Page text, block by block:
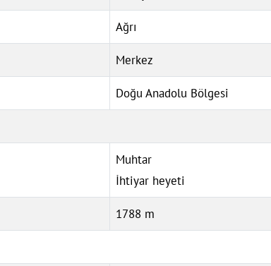
Ağrı
Merkez
Doğu Anadolu Bölgesi
Muhtar
İhtiyar heyeti
1788 m